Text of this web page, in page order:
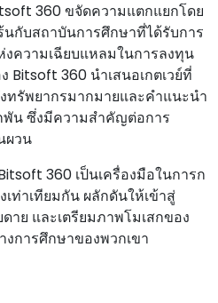
360 ขจัดความแตกแยกโดย
กับสถาบันการศึกษาที่ได้รับการ
งความเฉียบแหลมในการลงทุน
Bitsoft 360 นําเสนอเกตเวย์ที่
ทรัพยากรมากมายและคําแนะนํา
น ซึ่งมีความสําคัญต่อการ
ผวน
360 เป็นเครื่องมือในการก
ท่าเทียมกัน ผลักดันให้เข้าสู่
าย และเตรียมภาพโมเสกของ
การศึกษาของพวกเขา